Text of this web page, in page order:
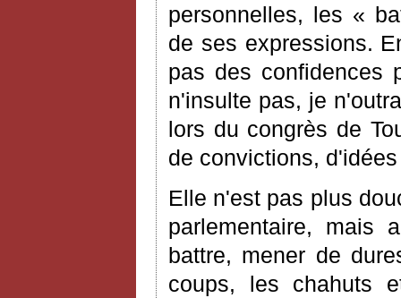
personnelles, les «
de ses expressions.
pas des confidences
n'insulte pas, je
lors du congrès de
de convictions,
Elle n'est pas plus
parlementaire, mais
battre, mener de
coups, les chahuts